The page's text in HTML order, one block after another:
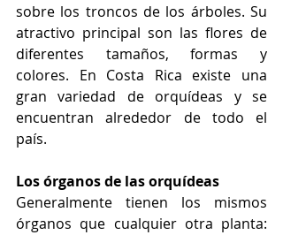
sobre los troncos de los árboles. Su
atractivo principal son las flores de
diferentes tamaños, formas y
colores. En Costa Rica existe una
gran variedad de orquídeas y se
encuentran alrededor de todo el
país.
Los órganos de las orquídeas
Generalmente tienen los mismos
órganos que cualquier otra planta: